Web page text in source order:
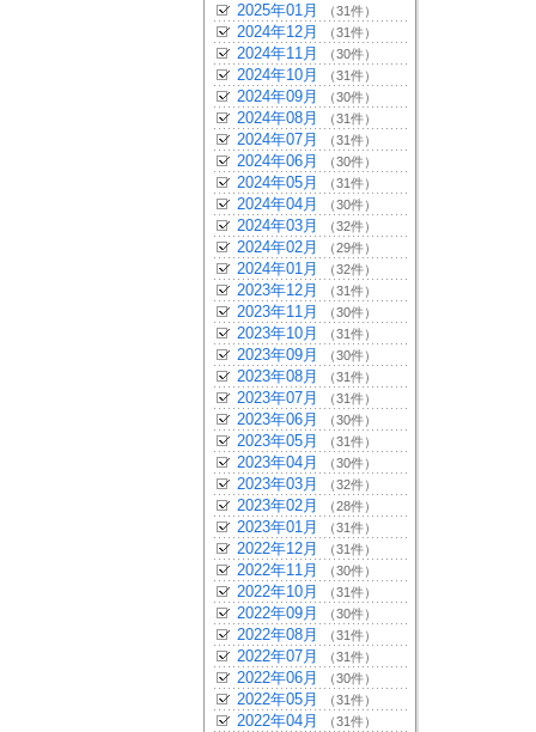
2025年01月 （31件）
2024年12月 （31件）
2024年11月 （30件）
2024年10月 （31件）
2024年09月 （30件）
2024年08月 （31件）
2024年07月 （31件）
2024年06月 （30件）
2024年05月 （31件）
2024年04月 （30件）
2024年03月 （32件）
2024年02月 （29件）
2024年01月 （32件）
2023年12月 （31件）
2023年11月 （30件）
2023年10月 （31件）
2023年09月 （30件）
2023年08月 （31件）
2023年07月 （31件）
2023年06月 （30件）
2023年05月 （31件）
2023年04月 （30件）
2023年03月 （32件）
2023年02月 （28件）
2023年01月 （31件）
2022年12月 （31件）
2022年11月 （30件）
2022年10月 （31件）
2022年09月 （30件）
2022年08月 （31件）
2022年07月 （31件）
2022年06月 （30件）
2022年05月 （31件）
2022年04月 （31件）